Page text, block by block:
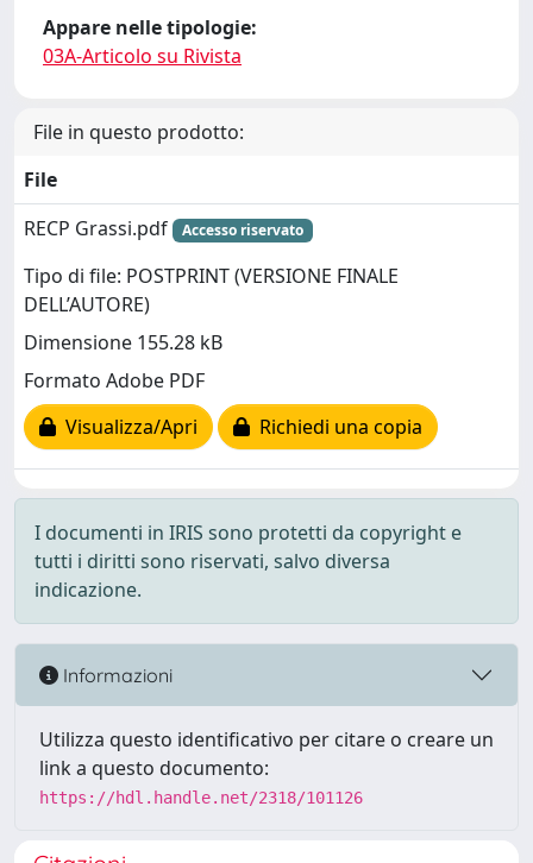
Appare nelle tipologie:
03A-Articolo su Rivista
File in questo prodotto:
File
RECP Grassi.pdf
Accesso riservato
Tipo di file: POSTPRINT (VERSIONE FINALE
DELL’AUTORE)
Dimensione 155.28 kB
Formato Adobe PDF
Visualizza/Apri
Richiedi una copia
I documenti in IRIS sono protetti da copyright e
tutti i diritti sono riservati, salvo diversa
indicazione.
Informazioni
Utilizza questo identificativo per citare o creare un
link a questo documento:
https://hdl.handle.net/2318/101126